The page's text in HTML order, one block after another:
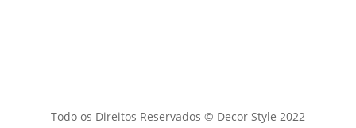
Todo os Direitos Reservados © Decor Style 2022